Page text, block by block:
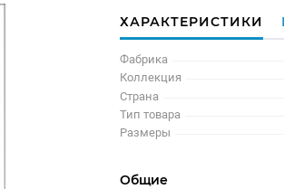
ХАРАКТЕРИСТИКИ
Фабрика
Коллекция
Страна
Тип товара
Размеры
Общие